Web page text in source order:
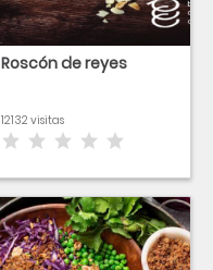
Roscón de reyes
12132 visitas